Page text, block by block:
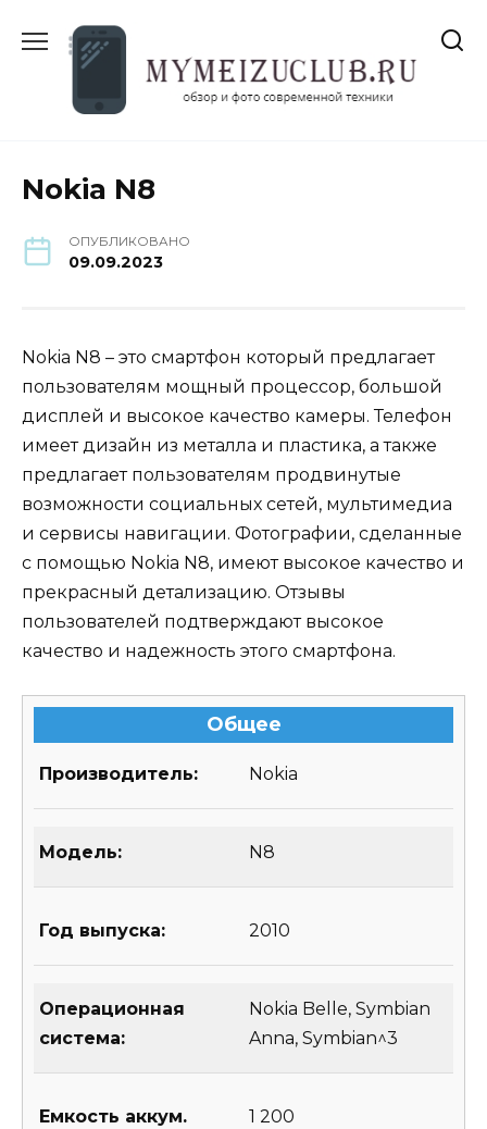
содержанию
Nokia N8
ОПУБЛИКОВАНО
09.09.2023
Nokia N8 – это смартфон который предлагает
пользователям мощный процессор, большой
дисплей и высокое качество камеры. Телефон
имеет дизайн из металла и пластика, а также
предлагает пользователям продвинутые
возможности социальных сетей, мультимедиа
и сервисы навигации. Фотографии, сделанные
с помощью Nokia N8, имеют высокое качество и
прекрасный детализацию. Отзывы
пользователей подтверждают высокое
качество и надежность этого смартфона.
Общее
Производитель: Nokia
Модель: N8
Год выпуска: 2010
Операционная
система:
Nokia Belle, Symbian
Anna, Symbian^3
Емкость аккум.
1 200